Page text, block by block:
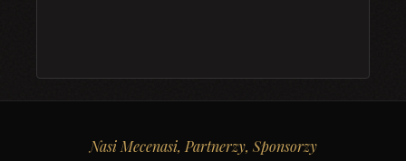
Nasi Mecenasi, Partnerzy, Sponsorzy